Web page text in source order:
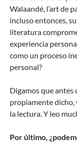
Walaandé, l’art de
incluso entonces,
literatura
experiencia
como un proceso
personal?
Digamos que antes
propiamente dicho,
la lectura. Y leo
Por último,